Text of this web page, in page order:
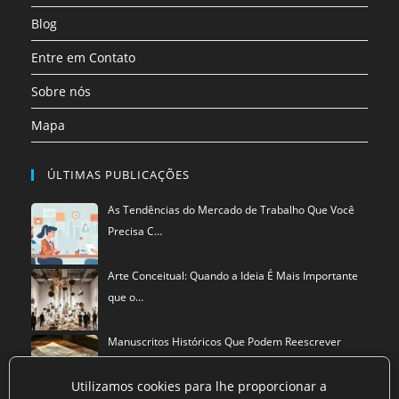
Blog
Entre em Contato
Sobre nós
Mapa
ÚLTIMAS PUBLICAÇÕES
As Tendências do Mercado de Trabalho Que Você
Precisa C…
Arte Conceitual: Quando a Ideia É Mais Importante
que o…
Manuscritos Históricos Que Podem Reescrever
Utilizamos cookies para lhe proporcionar a